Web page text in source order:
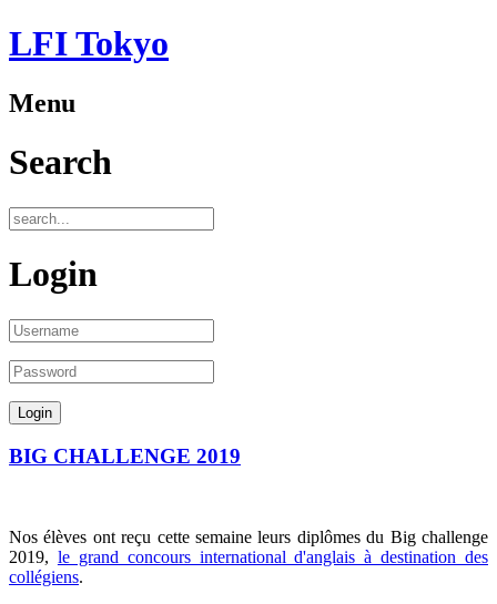
LFI Tokyo
Menu
Search
Login
BIG CHALLENGE 2019
Nos élèves ont reçu cette semaine leurs diplômes du Big challenge
2019, le grand concours international d'anglais à destination des
collégiens.